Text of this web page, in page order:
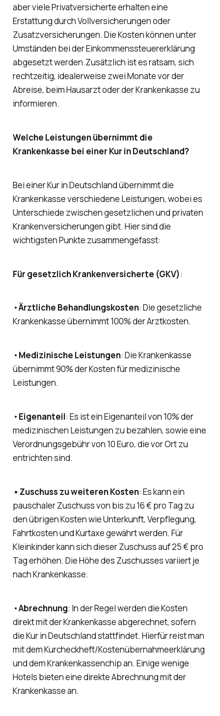
aber viele Privatversicherte erhalten eine
Erstattung durch Vollversicherungen oder
Zusatzversicherungen. Die Kosten können unter
Umständen bei der Einkommenssteuererklärung
abgesetzt werden.Zusätzlich ist es ratsam, sich
rechtzeitig, idealerweise zwei Monate vor der
Abreise, beim Hausarzt oder der Krankenkasse zu
informieren.
Welche Leistungen übernimmt die
Krankenkasse bei einer Kur in Deutschland?
Bei einer Kur in Deutschland übernimmt die
Krankenkasse verschiedene Leistungen, wobei es
Unterschiede zwischen gesetzlichen und privaten
Krankenversicherungen gibt. Hier sind die
wichtigsten Punkte zusammengefasst:
Für gesetzlich Krankenversicherte (GKV):
•Ärztliche Behandlungskosten: Die gesetzliche
Krankenkasse übernimmt 100% der Arztkosten.
• Medizinische Leistungen: Die Krankenkasse
übernimmt 90% der Kosten für medizinische
Leistungen.
• Eigenanteil: Es ist ein Eigenanteil von 10% der
medizinischen Leistungen zu bezahlen, sowie eine
Verordnungsgebühr von 10 Euro, die vor Ort zu
entrichten sind.
•Zuschuss zu weiteren Kosten: Es kann ein
pauschaler Zuschuss von bis zu 16 € pro Tag zu
den übrigen Kosten wie Unterkunft, Verpflegung,
Fahrtkosten und Kurtaxe gewährt werden. Für
Kleinkinder kann sich dieser Zuschuss auf 25 € pro
Tag erhöhen. Die Höhe des Zuschusses variiert je
nach Krankenkasse.
•Abrechnung: In der Regel werden die Kosten
direkt mit der Krankenkasse abgerechnet, sofern
die Kur in Deutschland stattfindet. Hierfür reist man
mit dem Kurcheckheft/Kostenübernahmeerklärung
und dem Krankenkassenchip an. Einige wenige
Hotels bieten eine direkte Abrechnung mit der
Krankenkasse an.